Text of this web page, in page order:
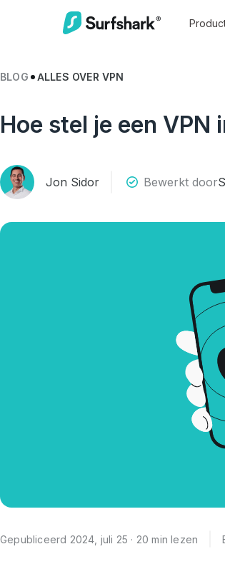
BLOG ALLES OVER VPN
Hoe stel je een VPN
Jon Sidor Bewerkt door
Gepubliceerd 2024, juli 25 · 20 min lezen